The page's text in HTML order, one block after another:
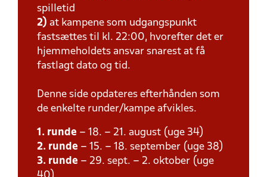
spilletid
2) at kampene som udgangspunkt
fastsættes til kl. 22:00, hvorefter det er
hjemmeholdets ansvar snarest at få
fastlagt dato og tid.
Denne side opdateres efterhånden som
de enkelte runder/kampe afvikles.
1. runde – 18. – 21. august (uge 34)
2. runde – 15. – 18. september (uge 38)
3. runde – 29. sept. – 2. oktober (uge